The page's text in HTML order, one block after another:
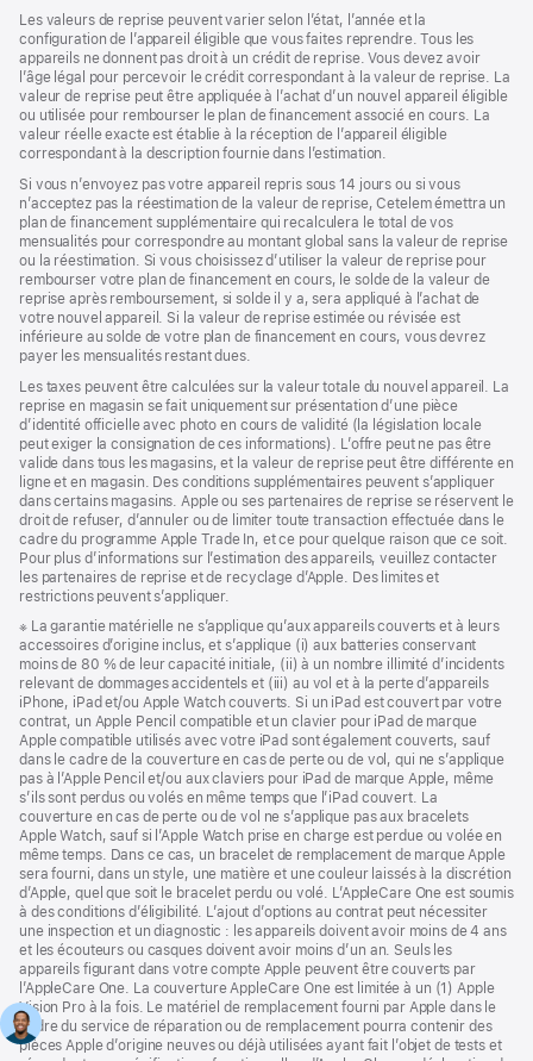
Les valeurs de reprise peuvent varier selon l’état, l’année et la
configuration de l’appareil éligible que vous faites reprendre. Tous les
appareils ne donnent pas droit à un crédit de reprise. Vous devez avoir
l’âge légal pour percevoir le crédit correspondant à la valeur de reprise. La
valeur de reprise peut être appliquée à l’achat d’un nouvel appareil éligible
ou utilisée pour rembourser le plan de financement associé en cours. La
valeur réelle exacte est établie à la réception de l’appareil éligible
correspondant à la description fournie dans l’estimation.
Si vous n’envoyez pas votre appareil repris sous 14 jours ou si vous
n’acceptez pas la réestimation de la valeur de reprise, Cetelem émettra un
plan de financement supplémentaire qui recalculera le total de vos
mensualités pour correspondre au montant global sans la valeur de reprise
ou la réestimation. Si vous choisissez d’utiliser la valeur de reprise pour
rembourser votre plan de financement en cours, le solde de la valeur de
reprise après remboursement, si solde il y a, sera appliqué à l’achat de
votre nouvel appareil. Si la valeur de reprise estimée ou révisée est
inférieure au solde de votre plan de financement en cours, vous devrez
payer les mensualités restant dues.
Les taxes peuvent être calculées sur la valeur totale du nouvel appareil. La
reprise en magasin se fait uniquement sur présentation d’une pièce
d’identité officielle avec photo en cours de validité (la législation locale
peut exiger la consignation de ces informations). L’offre peut ne pas être
valide dans tous les magasins, et la valeur de reprise peut être différente en
ligne et en magasin. Des conditions supplémentaires peuvent s’appliquer
dans certains magasins. Apple ou ses partenaires de reprise se réservent le
droit de refuser, d’annuler ou de limiter toute transaction effectuée dans le
cadre du programme Apple Trade In, et ce pour quelque raison que ce soit.
Pour plus d’informations sur l’estimation des appareils, veuillez contacter
les partenaires de reprise et de recyclage d’Apple. Des limites et
restrictions peuvent s’appliquer.
Note
de
bas
de
page
※ La garantie matérielle ne s’applique qu’aux appareils couverts et à leurs
accessoires d’origine inclus, et s’applique (i) aux batteries conservant
moins de 80 % de leur capacité initiale, (ii) à un nombre illimité d’incidents
relevant de dommages accidentels et (iii) au vol et à la perte d’appareils
iPhone, iPad et/ou Apple Watch couverts. Si un iPad est couvert par votre
contrat, un Apple Pencil compatible et un clavier pour iPad de marque
Apple compatible utilisés avec votre iPad sont également couverts, sauf
dans le cadre de la couverture en cas de perte ou de vol, qui ne s’applique
pas à l’Apple Pencil et/ou aux claviers pour iPad de marque Apple, même
s’ils sont perdus ou volés en même temps que l’iPad couvert. La
couverture en cas de perte ou de vol ne s’applique pas aux bracelets
Apple Watch, sauf si l’Apple Watch prise en charge est perdue ou volée en
même temps. Dans ce cas, un bracelet de remplacement de marque Apple
sera fourni, dans un style, une matière et une couleur laissés à la discrétion
d’Apple, quel que soit le bracelet perdu ou volé. L’AppleCare One est soumis
à des conditions d’éligibilité. L’ajout d’options au contrat peut nécessiter
une inspection et un diagnostic : les appareils doivent avoir moins de 4 ans
et les écouteurs ou casques doivent avoir moins d’un an. Seuls les
appareils figurant dans votre compte Apple peuvent être couverts par
l’AppleCare One. La couverture AppleCare One est limitée à un (1) Apple
Vision Pro à la fois. Le matériel de remplacement fourni par Apple dans le
cadre du service de réparation ou de remplacement pourra contenir des
pièces Apple d’origine neuves ou déjà utilisées ayant fait l’objet de tests et